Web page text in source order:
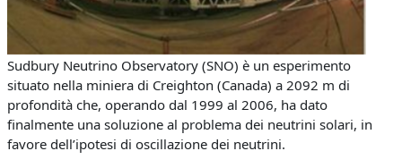
Sudbury Neutrino Observatory (SNO) è un esperimento
situato nella miniera di Creighton (Canada) a 2092 m di
profondità che, operando dal 1999 al 2006, ha dato
finalmente una soluzione al problema dei neutrini solari, in
favore dell’ipotesi di oscillazione dei neutrini.